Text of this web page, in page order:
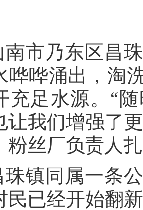
南市乃东区昌
哗哗涌出，淘
充足水源。“
让我们增强了
粉丝厂负责人
珠镇同属一条
民已经开始翻